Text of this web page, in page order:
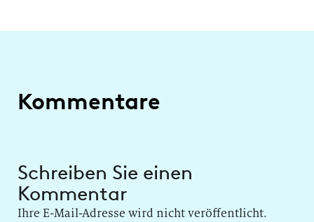
Kommentare
Schreiben Sie einen
Kommentar
Ihre E-Mail-Adresse wird nicht veröffentlicht.